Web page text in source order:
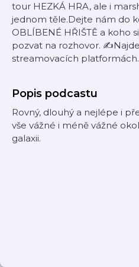
tour HEZKÁ HRA, ale i
jednom těle.Dejte nám do
OBLÍBENÉ HŘIŠTĚ a koho
pozvat na rozhovor.
streamovacích platformách.
Popis podcastu
Rovný, dlouhý a nejlépe i
vše vážné i méně vážné
galaxii.